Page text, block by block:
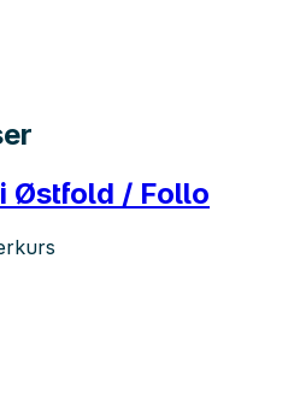
Østfold / Follo